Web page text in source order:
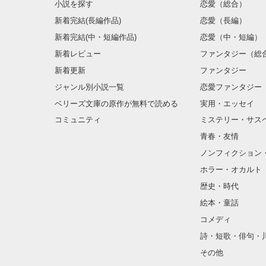
小説を探す
新着完結(長編作品)
新着完結(中・短編作品)
新着レビュー
新着更新
ジャンル別小説一覧
ベリーズ文庫の原作が無料で読める
コミュニティ
恋愛（総合）
恋愛（長編）
恋愛（中・短編）
ファンタジー（総
ファンタジー
恋愛ファンタジー
実用・エッセイ
ミステリー・サス
青春・友情
ノンフィクション
ホラー・オカルト
歴史・時代
絵本・童話
コメディ
詩・短歌・俳句・
その他